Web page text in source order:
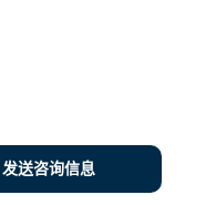
发送咨询信息